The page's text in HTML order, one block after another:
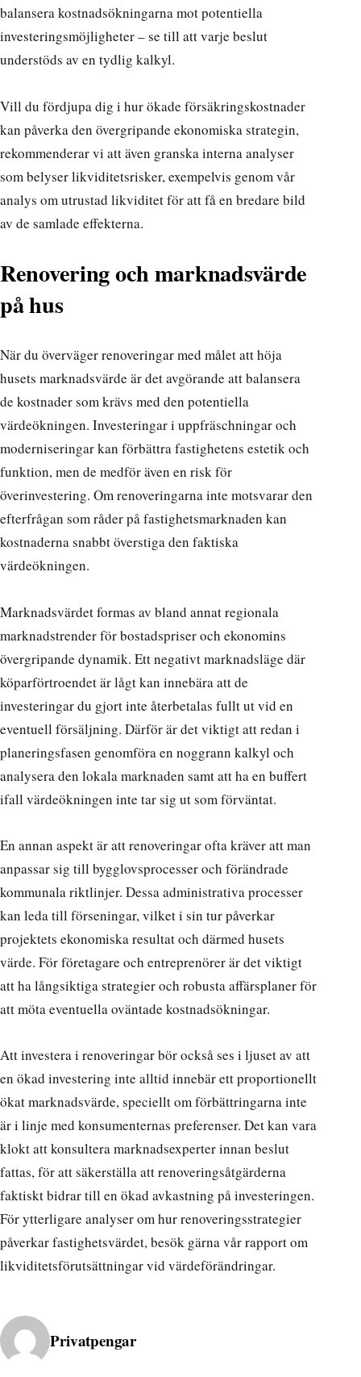
balansera kostnadsökningarna mot potentiella
investeringsmöjligheter – se till att varje beslut
understöds av en tydlig kalkyl.
Vill du fördjupa dig i hur ökade försäkringskostnader
kan påverka den övergripande ekonomiska strategin,
rekommenderar vi att även granska interna analyser
som belyser likviditetsrisker, exempelvis genomvår
analys om utrustad likviditetför att få en bredare bild
av de samlade effekterna.
Renovering och marknadsvärde
på hus
När du överväger renoveringar med målet att höja
husets marknadsvärde är det avgörande att balansera
de kostnader som krävs med den potentiella
värdeökningen. Investeringar i uppfräschningar och
moderniseringar kan förbättra fastighetens estetik och
funktion, men de medför även en risk för
överinvestering. Om renoveringarna inte motsvarar den
efterfrågan som råder på fastighetsmarknaden kan
kostnaderna snabbt överstiga den faktiska
värdeökningen.
Marknadsvärdet formas av bland annat regionala
marknadstrender för bostadspriseroch ekonomins
övergripande dynamik. Ett negativt marknadsläge där
köparförtroendet är lågt kan innebära att de
investeringar du gjort inte återbetalas fullt ut vid en
eventuell försäljning. Därför är det viktigt att redan i
planeringsfasen genomföra en noggrann kalkyl och
analysera den lokala marknaden samt att ha en buffert
ifall värdeökningen inte tar sig ut som förväntat.
En annan aspekt är att renoveringar ofta kräver att man
anpassar sig till bygglovsprocesser och förändrade
kommunala riktlinjer. Dessa administrativa processer
kan leda till förseningar, vilket i sin tur påverkar
projektets ekonomiska resultat och därmed husets
värde. För företagare och entreprenörer är det viktigt
att ha långsiktiga strategier och robusta affärsplaner för
att möta eventuella oväntade kostnadsökningar.
Att investera i renoveringar bör också ses i ljuset av att
en ökad investering inte alltid innebär ett proportionellt
ökat marknadsvärde, speciellt om förbättringarna inte
är i linje med konsumenternas preferenser. Det kan vara
klokt att konsultera marknadsexperter innan beslut
fattas, för att säkerställa att renoveringsåtgärderna
faktiskt bidrar till en ökad avkastning på investeringen.
För ytterligare analyser om hur renoveringsstrategier
påverkar fastighetsvärdet, besök gärna vårrapport om
likviditetsförutsättningar vid värdeförändringar.
Publicerad av
Privatpengar